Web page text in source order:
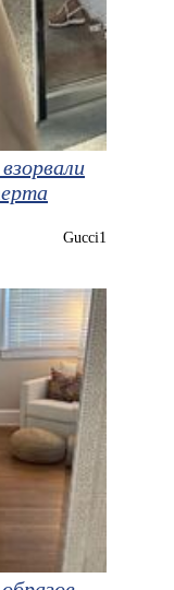
Gucci1